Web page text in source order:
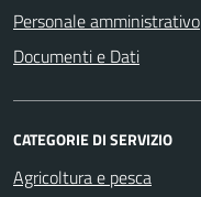
Personale amministrativo
Documenti e Dati
CATEGORIE DI SERVIZIO
Agricoltura e pesca